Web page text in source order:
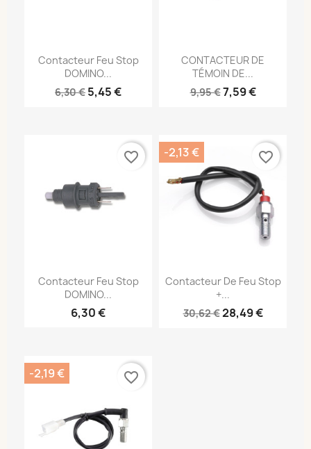
Contacteur Feu Stop
DOMINO...
6,30 € 5,45 €
CONTACTEUR DE
TÉMOIN DE...
9,95 €7,59 €
Contacteur Feu Stop
DOMINO...
6,30 €
favorite_border
Contacteur De Feu Stop
+...
30,62 €28,49 €
-2,13 € favorite_border
-2,19 € favorite_border